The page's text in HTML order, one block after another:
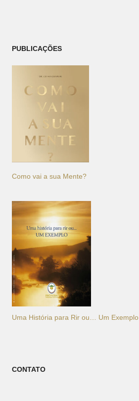
PUBLICAÇÕES
Como vai a sua Mente?
Uma História para Rir ou… Um Exemplo
CONTATO